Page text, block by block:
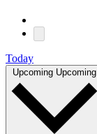
Today
Upcoming Upcoming